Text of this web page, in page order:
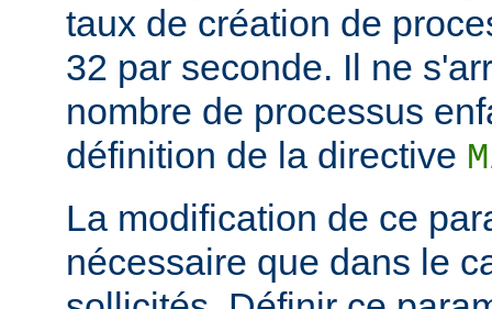
taux de création de
32 par seconde. Il ne
nombre de processus
définition de la directive
La modification de ce
nécessaire que dans le